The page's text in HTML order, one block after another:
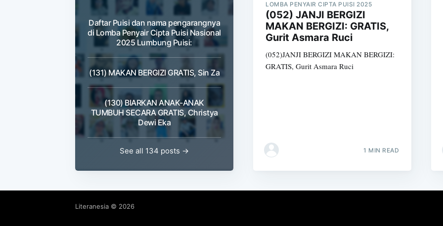
Daftar Puisi dan nama pengarangnya
di Lomba Penyair Cipta Puisi Nasional
2025 Lumbung Puisi:
(131) MAKAN BERGIZI GRATIS, Sin Za
(130) BIARKAN ANAK-ANAK
TUMBUH SECARA GRATIS, Christya
Dewi Eka
See all 134 posts →
LOMBA PENYAIR CIPTA PUISI 2025
(052) JANJI BERGIZI
MAKAN BERGIZI: GRATIS,
Gurit Asmara Ruci
(052)JANJI BERGIZI MAKAN BERGIZI:
GRATIS, Gurit Asmara Ruci
1 MIN READ
Literanesia © 2026